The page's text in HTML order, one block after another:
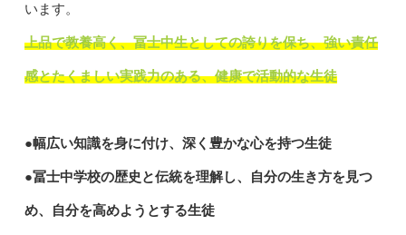
います。
上品で教養高く、冨士中生としての誇りを保ち、強い責任
感とたくましい実践力のある、健康で活動的な生徒
●幅広い知識を身に付け、深く豊かな心を持つ生徒
●冨士中学校の歴史と伝統を理解し、自分の生き方を見つ
め、自分を高めようとする生徒